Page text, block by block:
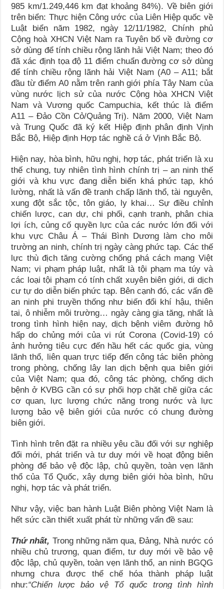
985 km/1.249,446 km đạt khoảng 84%). Về biên giới
trên biển: Thực hiện Công ước của Liên Hiệp quốc về
Luật biển năm 1982, ngày 12/11/1982, Chính phủ
Cộng hoà XHCN Việt Nam ra Tuyên bố về đường cơ
sở dùng để tính chiều rộng lãnh hải Việt Nam; theo đó
đã xác định tọa độ 11 điểm chuẩn đường cơ sở dùng
để tính chiều rộng lãnh hải Việt Nam (A0 – A11; bắt
đầu từ điểm A0 nằm trên ranh giới phía Tây Nam của
vùng nước lịch sử của nước Cộng hòa XHCN Việt
Nam và Vương quốc Campuchia, kết thúc là điểm
A11 – Đảo Cồn Cỏ/Quảng Trị). Năm 2000, Việt Nam
và Trung Quốc đã ký kết Hiệp định phân định Vịnh
Bắc Bộ, Hiệp định Hợp tác nghề cá ở Vịnh Bắc Bộ.
Hiện nay, hòa bình, hữu nghị, hợp tác, phát triển là xu
thế chung, tuy nhiên tình hình chính trị – an ninh thế
giới và khu vực đang diễn biến khá phức tạp, khó
lường, nhất là vấn đề tranh chấp lãnh thổ, tài nguyên,
xung đột sắc tộc, tôn giáo, ly khai… Sự điều chỉnh
chiến lược, can dự, chi phối, cạnh tranh, phân chia
lợi ích, củng cố quyền lực của các nước lớn đối với
khu vực Châu Á – Thái Bình Dương làm cho môi
trường an ninh, chính trị ngày càng phức tạp. Các thế
lực thù địch tăng cường chống phá cách mạng Việt
Nam; vi phạm pháp luật, nhất là tội phạm ma túy và
các loại tội phạm có tính chất xuyên biên giới, di dịch
cư tự do diễn biến phức tạp. Bên cạnh đó, các vấn đề
an ninh phi truyền thống như biến đổi khí hậu, thiên
tai, ô nhiễm môi trường… ngày càng gia tăng, nhất là
trong tình hình hiện nay, dịch bệnh viêm đường hô
hấp do chủng mới của vi rút Corona (Covid-19) có
ảnh hưởng tiêu cực đến hầu hết các quốc gia, vùng
lãnh thổ, liên quan trực tiếp đến công tác biên phòng
trong phòng, chống lây lan dịch bệnh qua biên giới
của Việt Nam; qua đó, công tác phòng, chống dịch
bệnh ở KVBG cần có sự phối hợp chặt chẽ giữa các
cơ quan, lực lượng chức năng trong nước và lực
lượng bảo vệ biên giới của nước có chung đường
biên giới.
Tình hình trên đặt ra nhiều yêu cầu đối với sự nghiệp
đổi mới, phát triển và tư duy mới về hoạt động biên
phòng để bảo vệ độc lập, chủ quyền, toàn vẹn lãnh
thổ của Tổ Quốc, xây dựng biên giới hòa bình, hữu
nghị, hợp tác và phát triển.
Như vậy, việc ban hành Luật Biên phòng Việt Nam là
hết sức cần thiết xuất phát từ những vấn đề sau:
Thứ nhất, Trong những năm qua, Đảng, Nhà nước có
nhiều chủ trương, quan điểm, tư duy mới về bảo vệ
độc lập, chủ quyền, toàn vẹn lãnh thổ, an ninh BGQG
nhưng chưa được thể chế hóa thành pháp luật
như:“Chiến lược bảo vệ Tổ quốc trong tình hình